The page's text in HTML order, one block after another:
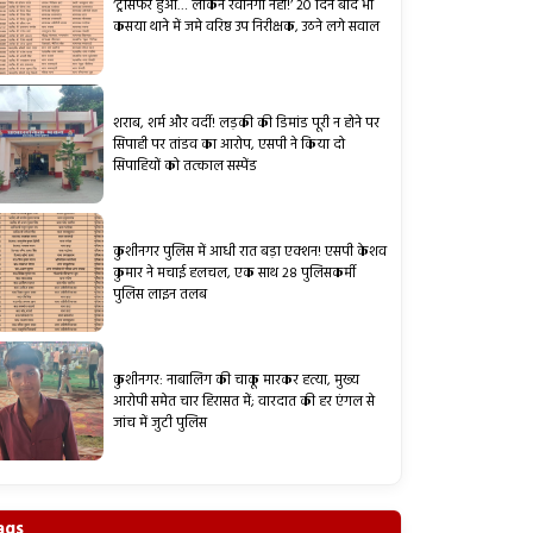
‘ट्रांसफर हुआ… लेकिन रवानगी नहीं!’ 20 दिन बाद भी
कसया थाने में जमे वरिष्ठ उप निरीक्षक, उठने लगे सवाल
शराब, शर्म और वर्दी! लड़की की डिमांड पूरी न होने पर
सिपाही पर तांडव का आरोप, एसपी ने किया दो
सिपाहियों को तत्काल सस्पेंड
कुशीनगर पुलिस में आधी रात बड़ा एक्शन! एसपी केशव
कुमार ने मचाई हलचल, एक साथ 28 पुलिसकर्मी
पुलिस लाइन तलब
कुशीनगर: नाबालिग की चाकू मारकर हत्या, मुख्य
आरोपी समेत चार हिरासत में; वारदात की हर एंगल से
जांच में जुटी पुलिस